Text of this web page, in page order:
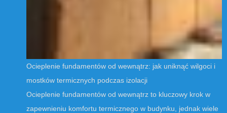
Ocieplenie fundamentów od wewnątrz: jak uniknąć wilgoci i
mostków termicznych podczas izolacji
Ocieplenie fundamentów od wewnątrz to kluczowy krok w
zapewnieniu komfortu termicznego w budynku, jednak wiele